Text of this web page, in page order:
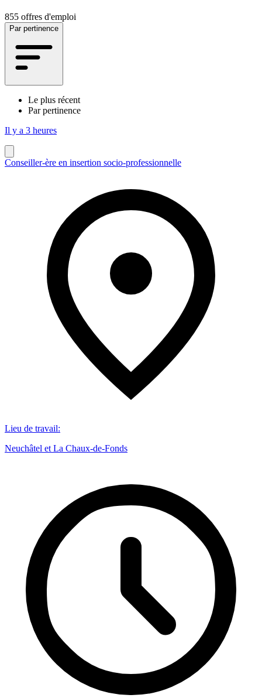
855 offres d'emploi
Par pertinence
Le plus récent
Par pertinence
Il y a 3 heures
Conseiller-ère en insertion socio-professionnelle
Lieu de travail:
Neuchâtel et La Chaux-de-Fonds